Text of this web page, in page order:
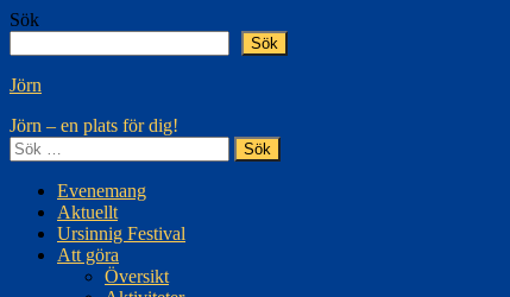
Hoppa
innehåll
Sök
Sök
Jörn
Jörn – en plats för dig!
Sök
efter:
Evenemang
Aktuellt
Ursinnig Festival
Att göra
Översikt